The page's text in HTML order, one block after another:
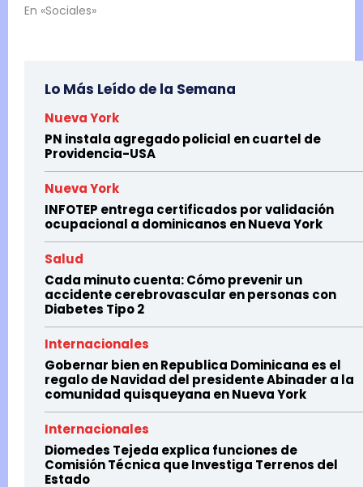
En «Sociales»
Lo Más Leído de la Semana
Nueva York
PN instala agregado policial en cuartel de
Providencia-USA
Nueva York
INFOTEP entrega certificados por validación
ocupacional a dominicanos en Nueva York
Salud
Cada minuto cuenta: Cómo prevenir un
accidente cerebrovascular en personas con
Diabetes Tipo 2
Internacionales
Gobernar bien en Republica Dominicana es el
regalo de Navidad del presidente Abinader a la
comunidad quisqueyana en Nueva York
Internacionales
Diomedes Tejeda explica funciones de
Comisión Técnica que Investiga Terrenos del
Estado